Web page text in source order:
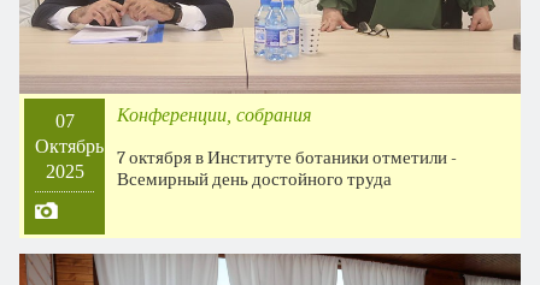
07
Октябрь
2025
Конференции, собрания
7 октября в Институте ботаники отметили -
Всемирный день достойного труда